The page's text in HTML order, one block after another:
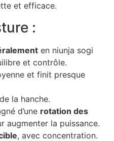
et efficace.
:
en niunja sogi
et contrôle.
et finit presque
la hanche.
d’une rotation des
augmenter la puissance.
, avec concentration.